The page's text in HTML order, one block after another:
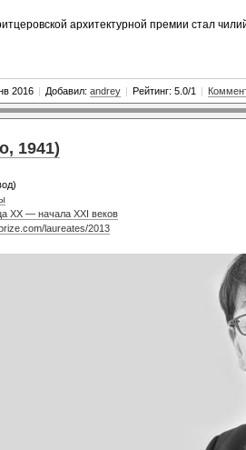
архитектурной премии стал
2016 | Добавил: andrey | Рейтинг: 5.0/1 |
1941)
XX — начала XXI веков
laureates/2013